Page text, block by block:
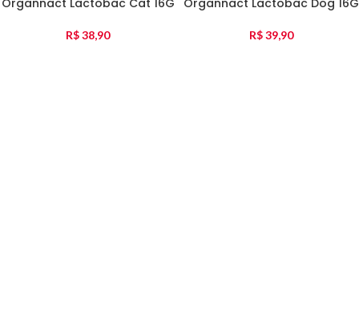
Organnact Lactobac Cat 16G
R$38,90
Organnact Lactobac Dog 16G
R$39,90